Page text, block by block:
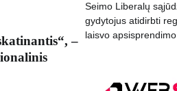
–
Seimo Liberalų
gydytojus atidirbti
laisvo